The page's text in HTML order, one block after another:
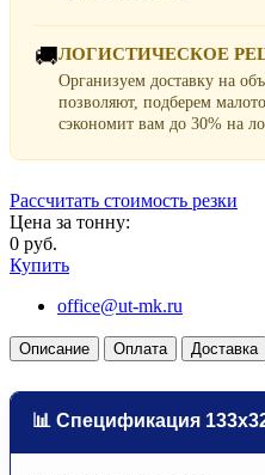
🚚ЛОГИСТИЧЕСКОЕ
Организуем доставку на
позволяют, подберем
сэкономит вам до 30% на
Рассчитать стоимость резки
Цена за тонну:
0 руб.
Купить
office@ut-mk.ru
Описание Оплата Доставка
📊 Спецификация